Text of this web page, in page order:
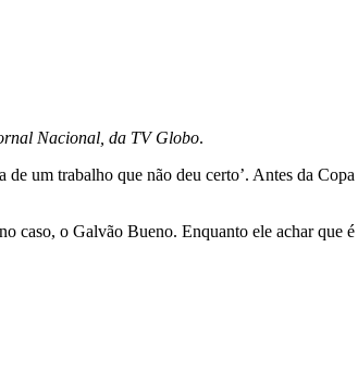
Nacional, da TV Globo.
de um trabalho que não deu certo’. Antes da
caso, o Galvão Bueno. Enquanto ele achar que